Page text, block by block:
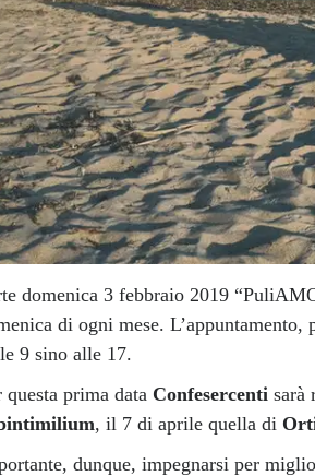
domenica 3 febbraio 2019
di ogni mese.
9 sino alle 17.
questa prima data Confesercenti sarà
, il 7 di aprile quella di
dunque, impegnarsi per